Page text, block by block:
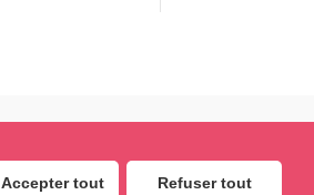
Accepter tout Refuser tout